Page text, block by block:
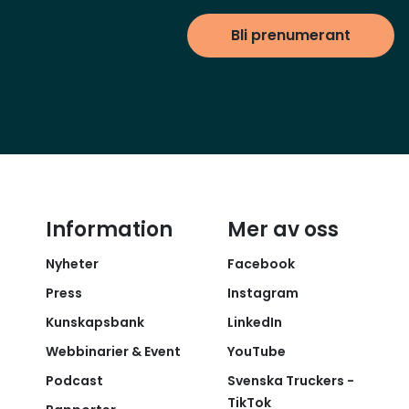
Bli prenumerant
Information
Nyheter
Press
Kunskapsbank
Webbinarier & Event
Podcast
Mer av oss
Facebook
Instagram
LinkedIn
YouTube
Svenska Truckers -
TikTok